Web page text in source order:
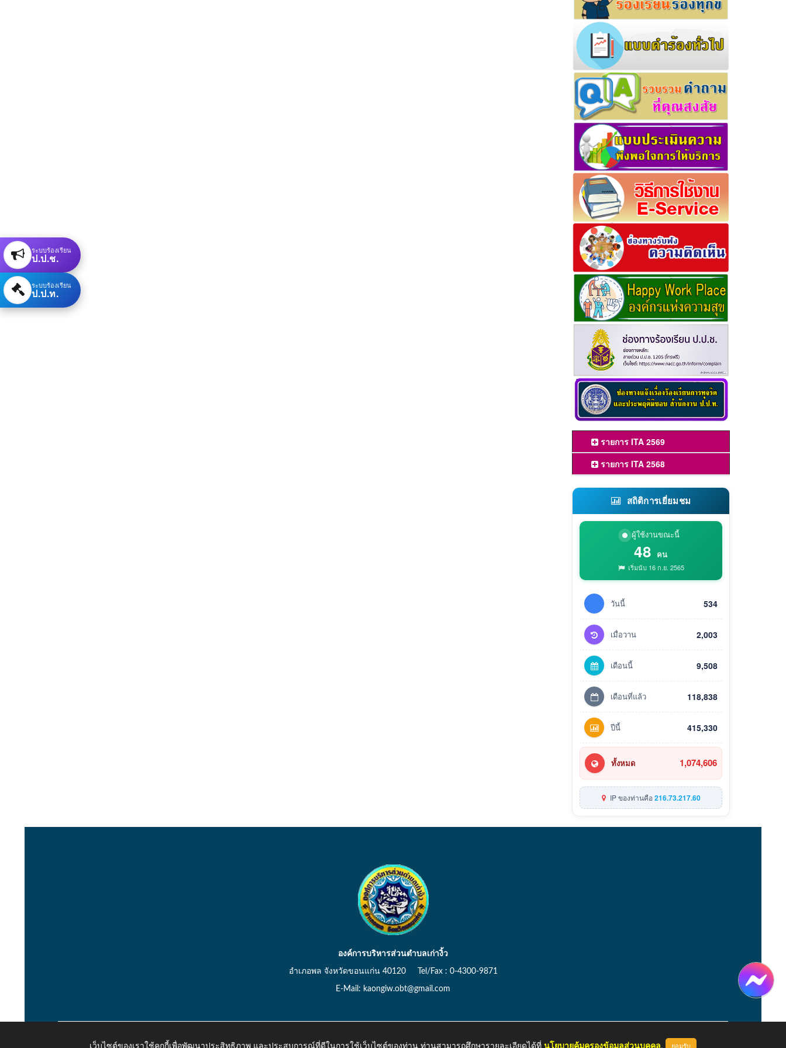
รายการ ITA 2569
รายการ ITA 2568
สถิติการเยี่ยมชม
ผู้ใช้งานขณะนี้
48 คน
เริ่มนับ 16 ก.ย. 2565
วันนี้ 534
เมื่อวาน 2,003
เดือนนี้ 9,508
เดือนที่แล้ว 118,838
ปีนี้ 415,330
ทั้งหมด 1,074,606
IP ของท่านคือ216.73.217.60
ระบบร้องเรียน
ป.ป.ช.
ระบบร้องเรียน
ป.ป.ท.
องค์การบริหารส่วนตำบลเก่างิ้ว
อำเภอพล จังหวัดขอนแก่น 40120 Tel/Fax : 0-4300-9871
E-Mail: kaongiw.obt@gmail.com
Copyright © 2026 All Right Resive http://www.kaongiw.go.th หน้าแรก ผู้ดูแลระบบ
เว็บไซต์ของเราใช้คุกกี้เพื่อพัฒนาประสิทธิภาพ และประสบการณ์ที่ดีในการใช้เว็บไซต์ของท่าน ท่านสามารถศึกษารายละเอียดได้ที่ นโยบายคุ้มครองข้อมูลส่วนบุคคล. ยอมรับ